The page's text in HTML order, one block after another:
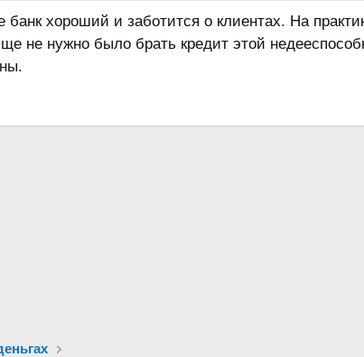
банк хороший и заботится о клиентах. На
не нужно было брать кредит этой